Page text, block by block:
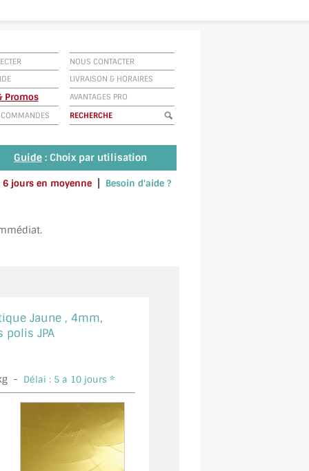
NOUS CONTACTER
LIVRAISON & HORAIRES
Promos
AVANTAGES PRO
Guide : Choix par utilisation
6 jours en moyenne| Besoin d'aide ?
Jaune , 4mm,
polis JPA
- Délai : 5 a 10 jours *